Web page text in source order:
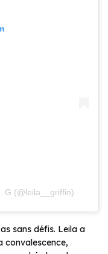
G (@leila__griffin)
sans défis. Leila a
convalescence,